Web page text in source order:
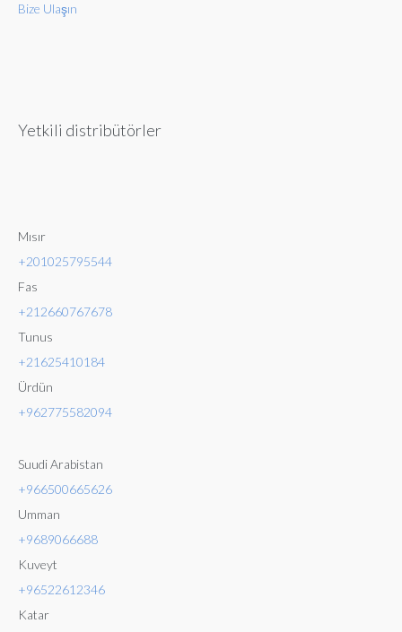
Bize Ulaşın
Yetkili distribütörler
Mısır
+201025795544
Fas
+212660767678
Tunus
+21625410184
Ürdün
+962775582094
Suudi Arabistan
+966500665626
Umman
+9689066688
Kuveyt
+96522612346
Katar